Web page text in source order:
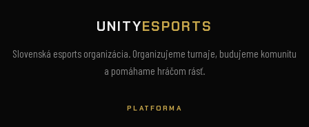
UNITYESPORTS
Slovenská esports organizácia. Organizujeme turnaje, budujeme komunitu
a pomáhame hráčom rásť.
PLATFORMA